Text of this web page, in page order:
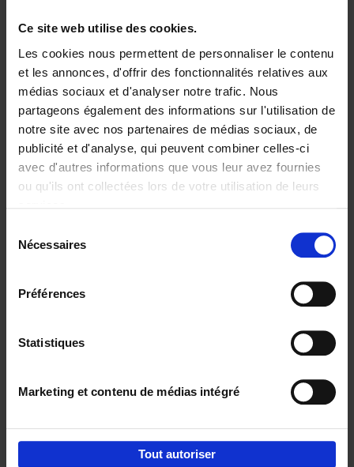
Ce site web utilise des cookies.
Les cookies nous permettent de personnaliser le contenu
et les annonces, d'offrir des fonctionnalités relatives aux
médias sociaux et d'analyser notre trafic. Nous
partageons également des informations sur l'utilisation de
notre site avec nos partenaires de médias sociaux, de
publicité et d'analyse, qui peuvent combiner celles-ci
avec d'autres informations que vous leur avez fournies
ou qu'ils ont collectées lors de votre utilisation de leurs
Nécessaires
Préférences
Statistiques
Marketing et contenu de médias intégré
Tout autoriser
The Offer You Can't
Refuse
Steven Van Belleghem
Couverture souple
2020 256
€37,50
Building Bonds = Building